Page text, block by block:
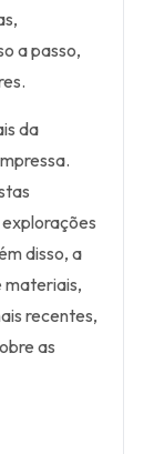
a passo,
da
disso, a
materiais,
recentes,
as